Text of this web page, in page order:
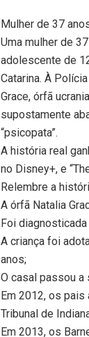
Mulher de 37
Uma mulher de
adolescente de
Catarina. À
Grace, órfã
supostamente
“psicopata”.
A história real
no Disney+, e
Relembre a
A órfã Natalia
Foi
A criança foi
anos;
O casal passou a
Em 2012, os
Tribunal de
Em 2013, os